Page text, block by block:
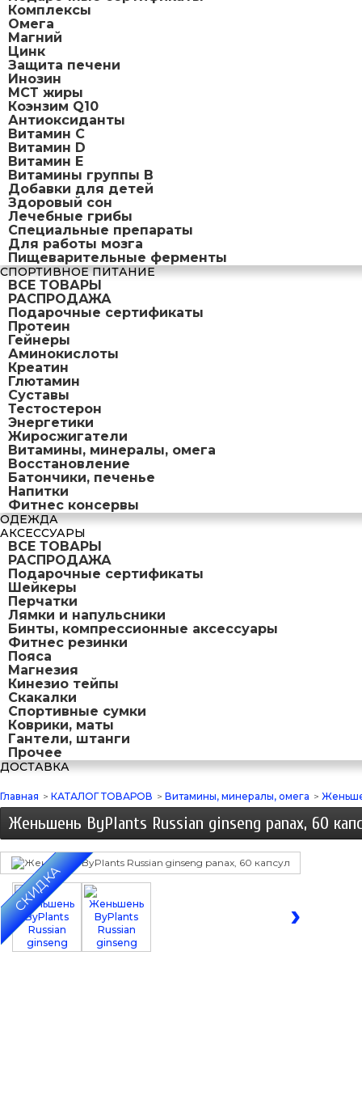
Комплексы
Омега
Магний
Цинк
Защита печени
Инозин
МСТ жиры
Коэнзим Q10
Антиоксиданты
Витамин С
Витамин D
Витамин Е
Витамины группы B
Добавки для детей
Здоровый сон
Лечебные грибы
Специальные препараты
Для работы мозга
Пищеварительные ферменты
СПОРТИВНОЕ ПИТАНИЕ
ВСЕ ТОВАРЫ
РАСПРОДАЖА
Подарочные сертификаты
Протеин
Гейнеры
Аминокислоты
Креатин
Глютамин
Суставы
Тестостерон
Энергетики
Жиросжигатели
Витамины, минералы, омега
Восстановление
Батончики, печенье
Напитки
Фитнес консервы
ОДЕЖДА
АКСЕССУАРЫ
ВСЕ ТОВАРЫ
РАСПРОДАЖА
Подарочные сертификаты
Шейкеры
Перчатки
Лямки и напульсники
Бинты, компрессионные аксессуары
Фитнес резинки
Пояса
Магнезия
Кинезио тейпы
Скакалки
Спортивные сумки
Коврики, маты
Гантели, штанги
Прочее
ДОСТАВКА
Главная > КАТАЛОГ ТОВАРОВ > Витамины, минералы, омега >
Женьшень ByPlants Russian ginseng panax, 60
СКИДКА
‹ ›